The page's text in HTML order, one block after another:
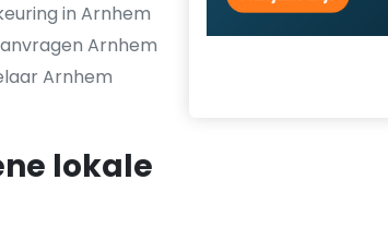
in Arnhem
Arnhem
Arnhem
lokale